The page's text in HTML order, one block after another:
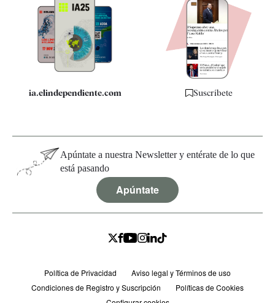
Quiénes somos
Especificaciones
ia.elindependiente.com Suscríbete
Apúntate a nuestra Newsletter y entérate de lo que
está pasando
Apúntate
Política de Privacidad
Aviso legal y Términos de uso
Condiciones de Registro y Suscripción
Políticas de Cookies